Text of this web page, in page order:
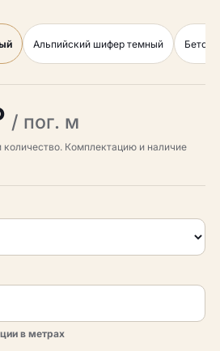
Альпийский шифер темный Бетон
/ пог. м
количество. Комплектацию и наличие
в метрах